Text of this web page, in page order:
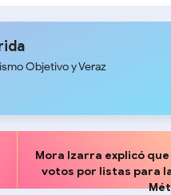
Objetivo y Veraz
Mora Izarra explicó
votos por listas para